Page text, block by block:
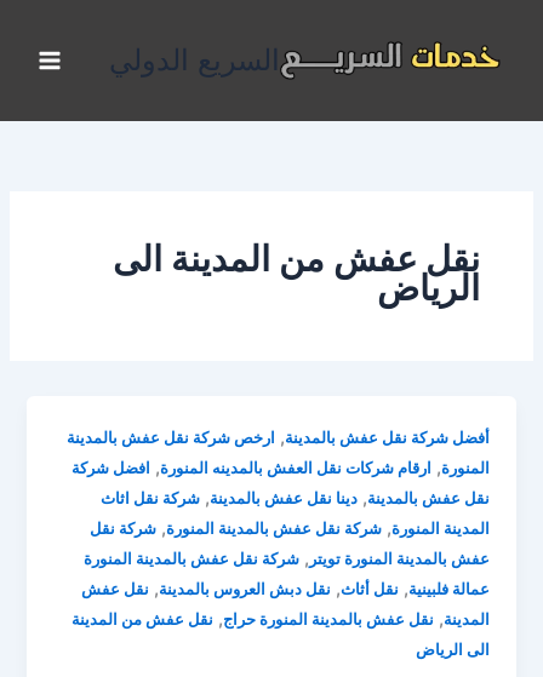
المحتوى
السريع الدولي
نقل عفش من المدينة الى
الرياض
أفضل شركة نقل عفش بالمدينة, ارخص شركة نقل عفش بالمدينة
المنورة, ارقام شركات نقل العفش بالمدينه المنورة, افضل شركة
نقل عفش بالمدينة,دينا نقل عفش بالمدينة,شركة نقل اثاث
المدينة المنورة,شركة نقل عفش بالمدينة المنورة,شركة نقل
عفش بالمدينة المنورة تويتر ,شركة نقل عفش بالمدينة المنورة
عمالة فلبينية, نقل أثاث, نقل دبش العروس بالمدينة, نقل عفش
المدينة, نقل عفش بالمدينة المنورة حراج, نقل عفش من المدينة
الى الرياض